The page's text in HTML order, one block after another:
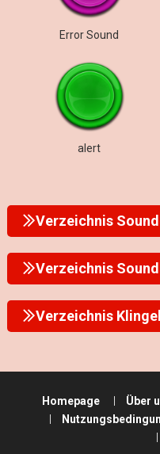
Error Sound
alert
Verzeichnis
Verzeichnis
Verzeichnis
Homepage Über